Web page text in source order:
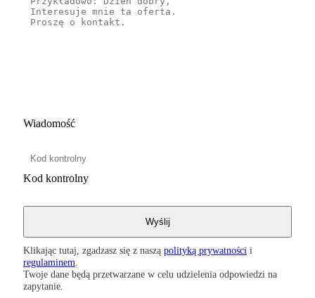
Wiadomość
Kod kontrolny
Klikając tutaj, zgadzasz się z naszą polityką prywatności i
regulaminem
Twoje dane będą przetwarzane w celu udzielenia odpowiedzi na
zapytanie.